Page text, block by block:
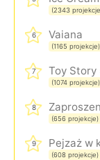
(2343
6 Vaiana
(1165 projekcje)
7 Toy Story
(1074 projekcje)
8
(656 projekcje)
9 Pejzaż w
(608 projekcje)